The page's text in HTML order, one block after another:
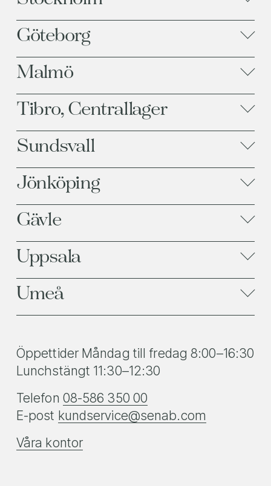
Göteborg
Malmö
Tibro, Centrallager
Sundsvall
Jönköping
Gävle
Uppsala
Umeå
Öppettider Måndag till fredag 8:00–16:30
Lunchstängt 11:30–12:30
Telefon 08-586 350 00
E-post kundservice@senab.com
Våra kontor